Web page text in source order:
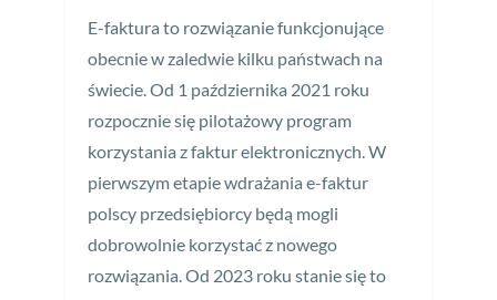
E-faktura to rozwiązanie funkcjonujące
obecnie w zaledwie kilku państwach na
świecie. Od 1 października 2021 roku
rozpocznie się pilotażowy program
korzystania z faktur elektronicznych. W
pierwszym etapie wdrażania e-faktur
polscy przedsiębiorcy będą mogli
dobrowolnie korzystać z nowego
rozwiązania. Od 2023 roku stanie się to